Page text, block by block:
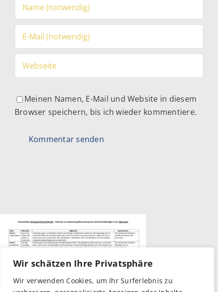
Wir schätzen Ihre Privatsphäre
Wir verwenden Cookies, um Ihr Surferlebnis zu
Meinen Namen, E-Mail und Website in diesem
Browser speichern, bis ich wieder kommentiere.